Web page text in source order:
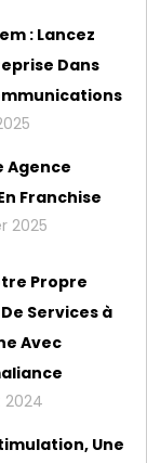
: Lancez
Dans
Agence
Franchise
2025
Propre
Services à
Avec
2024
Une